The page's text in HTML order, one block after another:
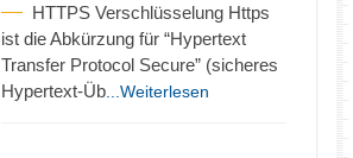
HTTPS Verschlüsselung Https
ist die Abkürzung für “Hypertext
Transfer Protocol Secure” (sicheres
Hypertext-Üb ...Weiterlesen